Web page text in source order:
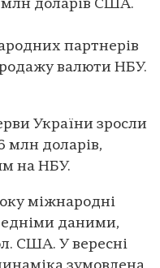
млн доларів США.
партнерів
валюти НБУ.
України зросли
млн доларів,
на НБУ.
міжнародні
даними,
США. У вересні